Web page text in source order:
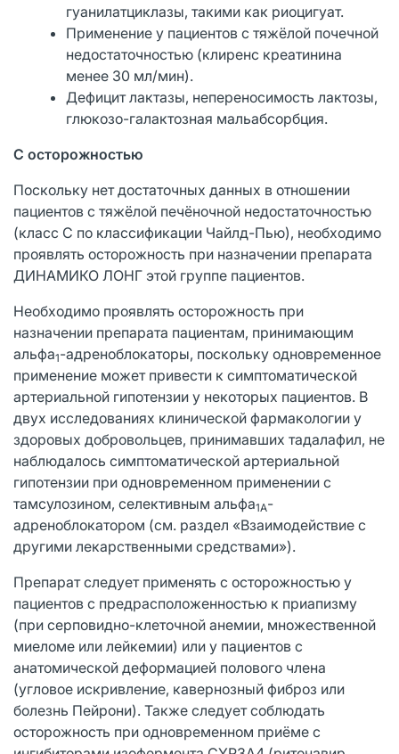
гуанилатциклазы, такими как риоцигуат.
Применение у пациентов с тяжёлой почечной
недостаточностью (клиренс креатинина
менее 30 мл/мин).
Дефицит лактазы, непереносимость лактозы,
глюкозо-галактозная мальабсорбция.
С осторожностью
Поскольку нет достаточных данных в отношении
пациентов с тяжёлой печёночной недостаточностью
(класс С по классификации Чайлд-Пью), необходимо
проявлять осторожность при назначении препарата
ДИНАМИКО ЛОНГ этой группе пациентов.
Необходимо проявлять осторожность при
назначении препарата пациентам, принимающим
альфа1-адреноблокаторы, поскольку одновременное
применение может привести к симптоматической
артериальной гипотензии у некоторых пациентов. В
двух исследованиях клинической фармакологии у
здоровых добровольцев, принимавших тадалафил, не
наблюдалось симптоматической артериальной
гипотензии при одновременном применении с
тамсулозином, селективным альфа1А-
адреноблокатором (см. раздел «Взаимодействие с
другими лекарственными средствами»).
Препарат следует применять с осторожностью у
пациентов с предрасположенностью к приапизму
(при серповидно-клеточной анемии, множественной
миеломе или лейкемии) или у пациентов с
анатомической деформацией полового члена
(угловое искривление, кавернозный фиброз или
болезнь Пейрони). Также следует соблюдать
осторожность при одновременном приёме с